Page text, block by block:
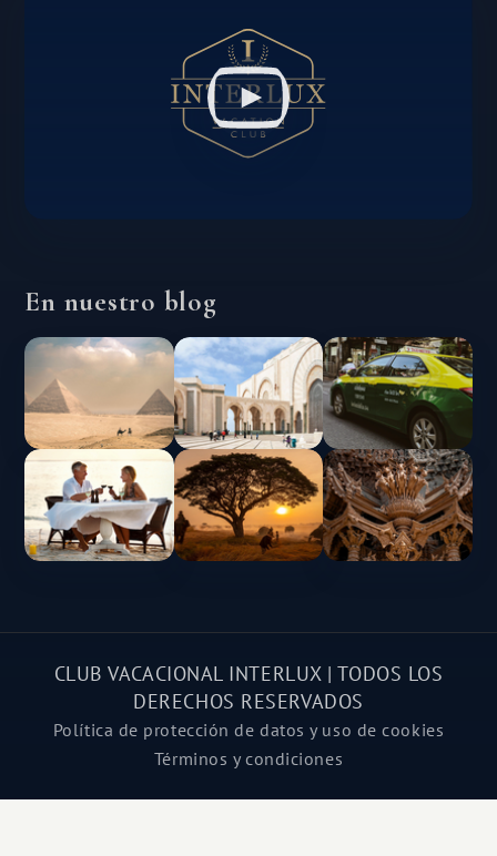
En nuestro blog
CLUB VACACIONAL INTERLUX | TODOS LOS
DERECHOS RESERVADOS
Política de protección de datos y uso de cookies
Términos y condiciones